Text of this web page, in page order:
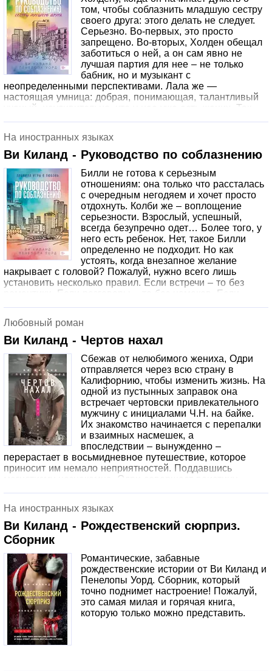
миллион еще в школе. Жестокий и беспринципный, в его
жизни нет места для любви.Ава Чен – нежный цветок, но
ее не смогла сломить трагедия в прошлом.Они
совершенно не подходят друг другу.ИМ ПРОСТО
ОПАСНО БЫТЬ ВМЕСТЕ.Но когда Алекс видит Аву в
объятиях другого парня, он становится тотально
одержим ею. И Аве кажется, что только она может
спасти его от самого себя.* Цена комплекта рассчитана
исходя из базовых цен. Во время акционных
предложений цена отдельных книг может меняться
том, чтобы соблазнить младшую сестру
своего друга: этого делать не следует.
Серьезно. Во-первых, это просто
запрещено. Во-вторых, Холден обещал
заботиться о ней, а он сам явно не
лучшая партия для нее – не только
бабник, но и музыкант с
неопределенными перспективами. Лала же —
настоящая умница: добрая, понимающая, талантливый
ученый, неудивительно, что у нее уже есть жених. Так
ближайших месяцев они становятся соседями в
многоквартирном доме, оказавшись в опасной близости
друг к другу. Холден старается следовать правилам, но
каждый день ощущает в ее словах и взгляде нечто
такое, что заставляет его кровь закипать. Но что это?
Просто желание? Или все-таки что-то более серьезное?
И что произойдет, если они решат пойти против правил?
На иностранных языках
Ви Киланд - Руководство по соблазнению
Билли не готова к серьезным
отношениям: она только что рассталась
с очередным негодяем и хочет просто
отдохнуть. Колби же – воплощение
серьезности. Взрослый, успешный,
всегда безупречно одет… Более того, у
него есть ребенок. Нет, такое Билли
определенно не подходит. Но как
устоять, когда внезапное желание
накрывает с головой? Пожалуй, нужно всего лишь
установить несколько правил. Если встречи – то без
романтики. Если разговоры – то без намеков. Если
Любовный роман
Ви Киланд - Чертов нахал
Сбежав от нелюбимого жениха, Одри
отправляется через всю страну в
Калифорнию, чтобы изменить жизнь. На
одной из пустынных заправок она
встречает чертовски привлекательного
мужчину с инициалами Ч.Н. на байке.
Их знакомство начинается с перепалки
и взаимных насмешек, а
впоследствии – вынужденно –
перерастает в восьмидневное путешествие, которое
приносит им немало неприятностей. Поддавшись
магнетизму незнакомца, Одри совершает воистину
ярость. Теперь, чтобы вернуть все на свои места, ей
придется отыскать Чертова Нахала во что бы то ни
стало!
На иностранных языках
Ви Киланд - Рождественский сюрприз.
Сборник
Романтические, забавные
рождественские истории от Ви Киланд и
Пенелопы Уорд. Сборник, который
точно поднимет настроение! Пожалуй,
это самая милая и горячая книга,
которую только можно представить.